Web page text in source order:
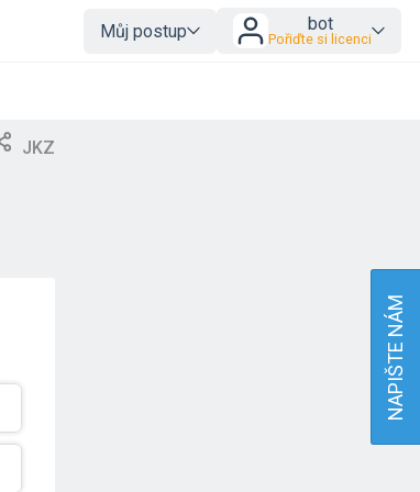
Můj postup bot
Pořiďte si licenci
JKZ
NAPIŠTE NÁM